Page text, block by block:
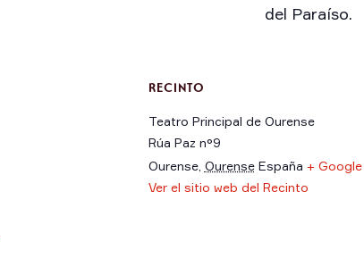
del Paraíso.
RECINTO
Teatro Principal de Ourense
Rúa Paz n°9
Ourense, Ourense España + Google
Ver el sitio web del Recinto